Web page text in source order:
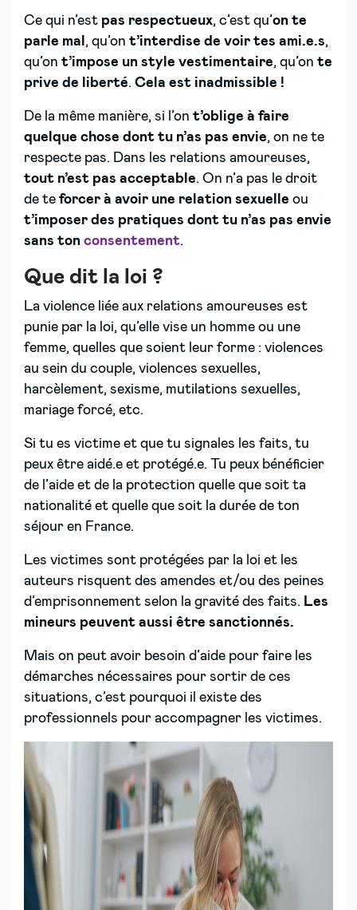
Ce qui n’est pas respectueux, c’est qu’on te
parle mal , qu’on t’interdise de voir tes ami.e.s,
qu’on t’impose un style vestimentaire, qu’on te
prive de liberté. Cela est inadmissible !
De la même manière, si l’on t’oblige à faire
quelque chose dont tu n’as pas envie, on ne te
respecte pas. Dans les relations amoureuses,
tout n’est pas acceptable. On n’a pas le droit
de te forcer à avoir une relation sexuelle ou
t’imposer des pratiques dont tu n’as pas envie
sans ton consentement.
Que dit la loi ?
La violence liée aux relations amoureuses est
punie par la loi, qu’elle vise un homme ou une
femme, quelles que soient leur forme : violences
au sein du couple, violences sexuelles,
harcèlement, sexisme, mutilations sexuelles,
mariage forcé, etc.
Si tu es victime et que tu signales les faits, tu
peux être aidé.e et protégé.e. Tu peux bénéficier
de l’aide et de la protection quelle que soit ta
nationalité et quelle que soit la durée de ton
séjour en France.
Les victimes sont protégées par la loi et les
auteurs risquent des amendes et/ou des peines
d’emprisonnement selon la gravité des faits. Les
mineurs peuvent aussi être sanctionnés.
Mais on peut avoir besoin d’aide pour faire les
démarches nécessaires pour sortir de ces
situations, c’est pourquoi il existe des
professionnels pour accompagner les victimes.